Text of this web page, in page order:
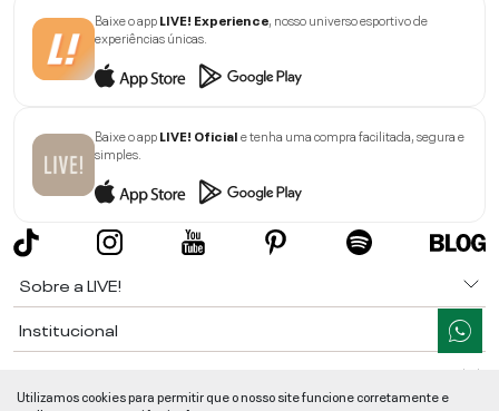
Baixe o appLIVE! Experience , nosso universo esportivo de
experiências únicas.
Baixe o appLIVE! Oficiale tenha uma compra facilitada, segura e
simples.
Sobre a LIVE!
Institucional
Utilizamos cookies para permitir que o nosso site funcione corretamente e